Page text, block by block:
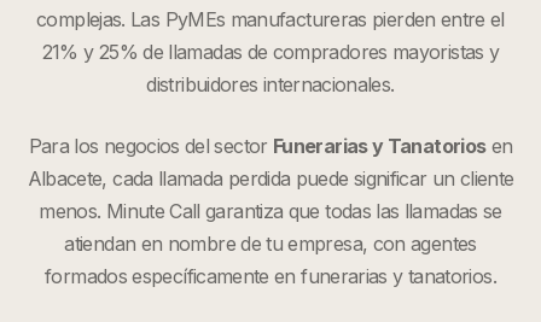
complejas. Las PyMEs manufactureras pierden entre el
21% y 25% de llamadas de compradores mayoristas y
distribuidores internacionales.
Para los negocios del sector Funerarias y Tanatoriosen
Albacete, cada llamada perdida puede significar un cliente
menos. Minute Call garantiza que todas las llamadas se
atiendan en nombre de tu empresa, con agentes
formados específicamente enfunerarias y tanatorios.